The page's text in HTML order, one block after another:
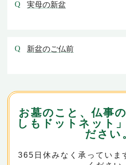
実母の新盆
新盆のご仏前
お墓のこと、仏事
しもドットネット
ださい
365日休みなく承っていま